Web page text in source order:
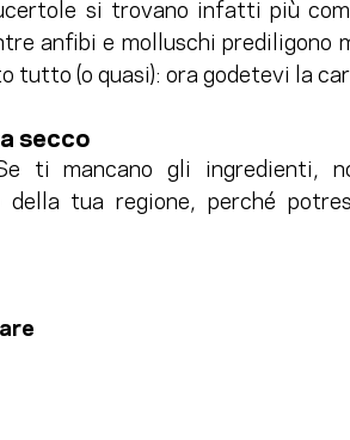
si trovano infatti più
anfibi e molluschi prediligono
tutto (o quasi): ora godetevi la
secco
ti mancano gli ingredienti,
tua regione, perché